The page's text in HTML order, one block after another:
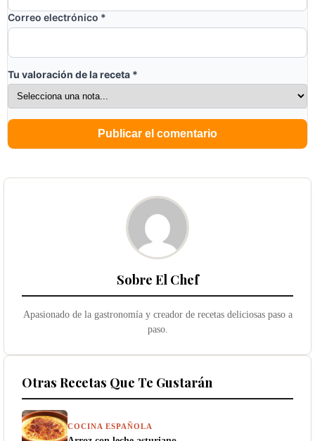
Correo electrónico *
Tu valoración de la receta *
Sobre El Chef
Apasionado de la gastronomía y creador de recetas deliciosas paso a
paso.
Otras Recetas Que Te Gustarán
COCINA ESPAÑOLA